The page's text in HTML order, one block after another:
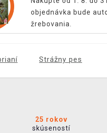
objednávka bude
žrebovania.
Strážny pes
25 rokov
skúseností